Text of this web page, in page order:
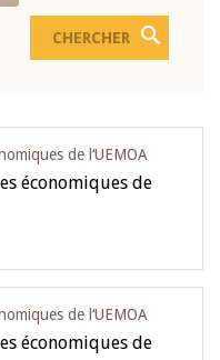
de l‘UEMOA
économiques de
de l‘UEMOA
économiques de